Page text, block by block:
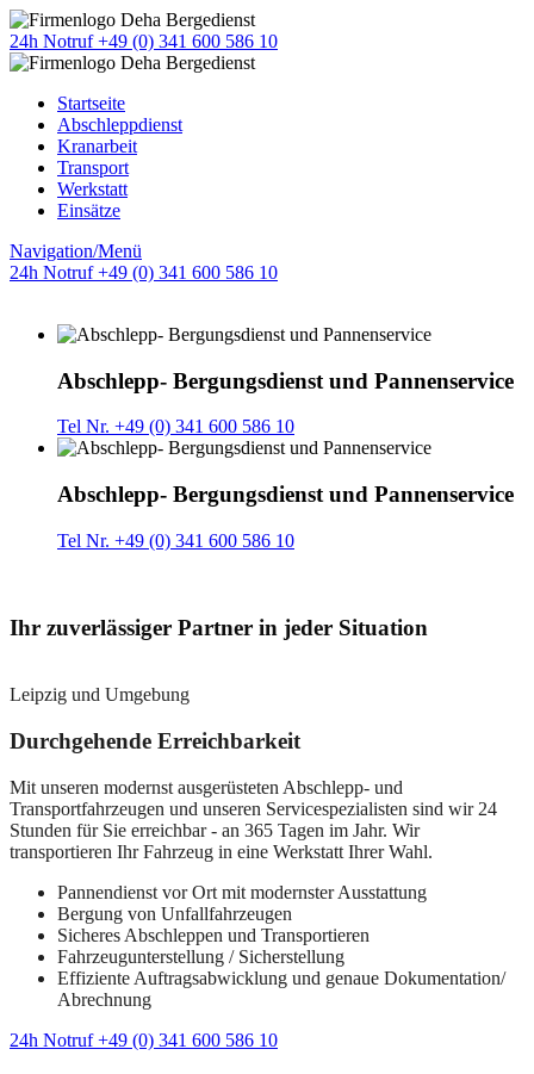
24h Notruf +49 (0) 341 600 586 10
Startseite
Abschleppdienst
Kranarbeit
Transport
Werkstatt
Einsätze
Navigation/Menü
24h Notruf +49 (0) 341 600 586 10
Abschlepp- Bergungsdienst und Pannenservice
Tel Nr. +49 (0) 341 600 586 10
Abschlepp- Bergungsdienst und Pannenservice
Tel Nr. +49 (0) 341 600 586 10
Ihr zuverlässiger Partner in jeder Situation
Leipzig und Umgebung
Durchgehende Erreichbarkeit
Mit unseren modernst ausgerüsteten Abschlepp- und
Transportfahrzeugen und unseren Servicespezialisten sind wir 24
Stunden für Sie erreichbar - an 365 Tagen im Jahr. Wir
transportieren Ihr Fahrzeug in eine Werkstatt Ihrer Wahl.
Pannendienst vor Ort mit modernster Ausstattung
Bergung von Unfallfahrzeugen
Sicheres Abschleppen und Transportieren
Fahrzeugunterstellung / Sicherstellung
Effiziente Auftragsabwicklung und genaue Dokumentation/
Abrechnung
24h Notruf +49 (0) 341 600 586 10